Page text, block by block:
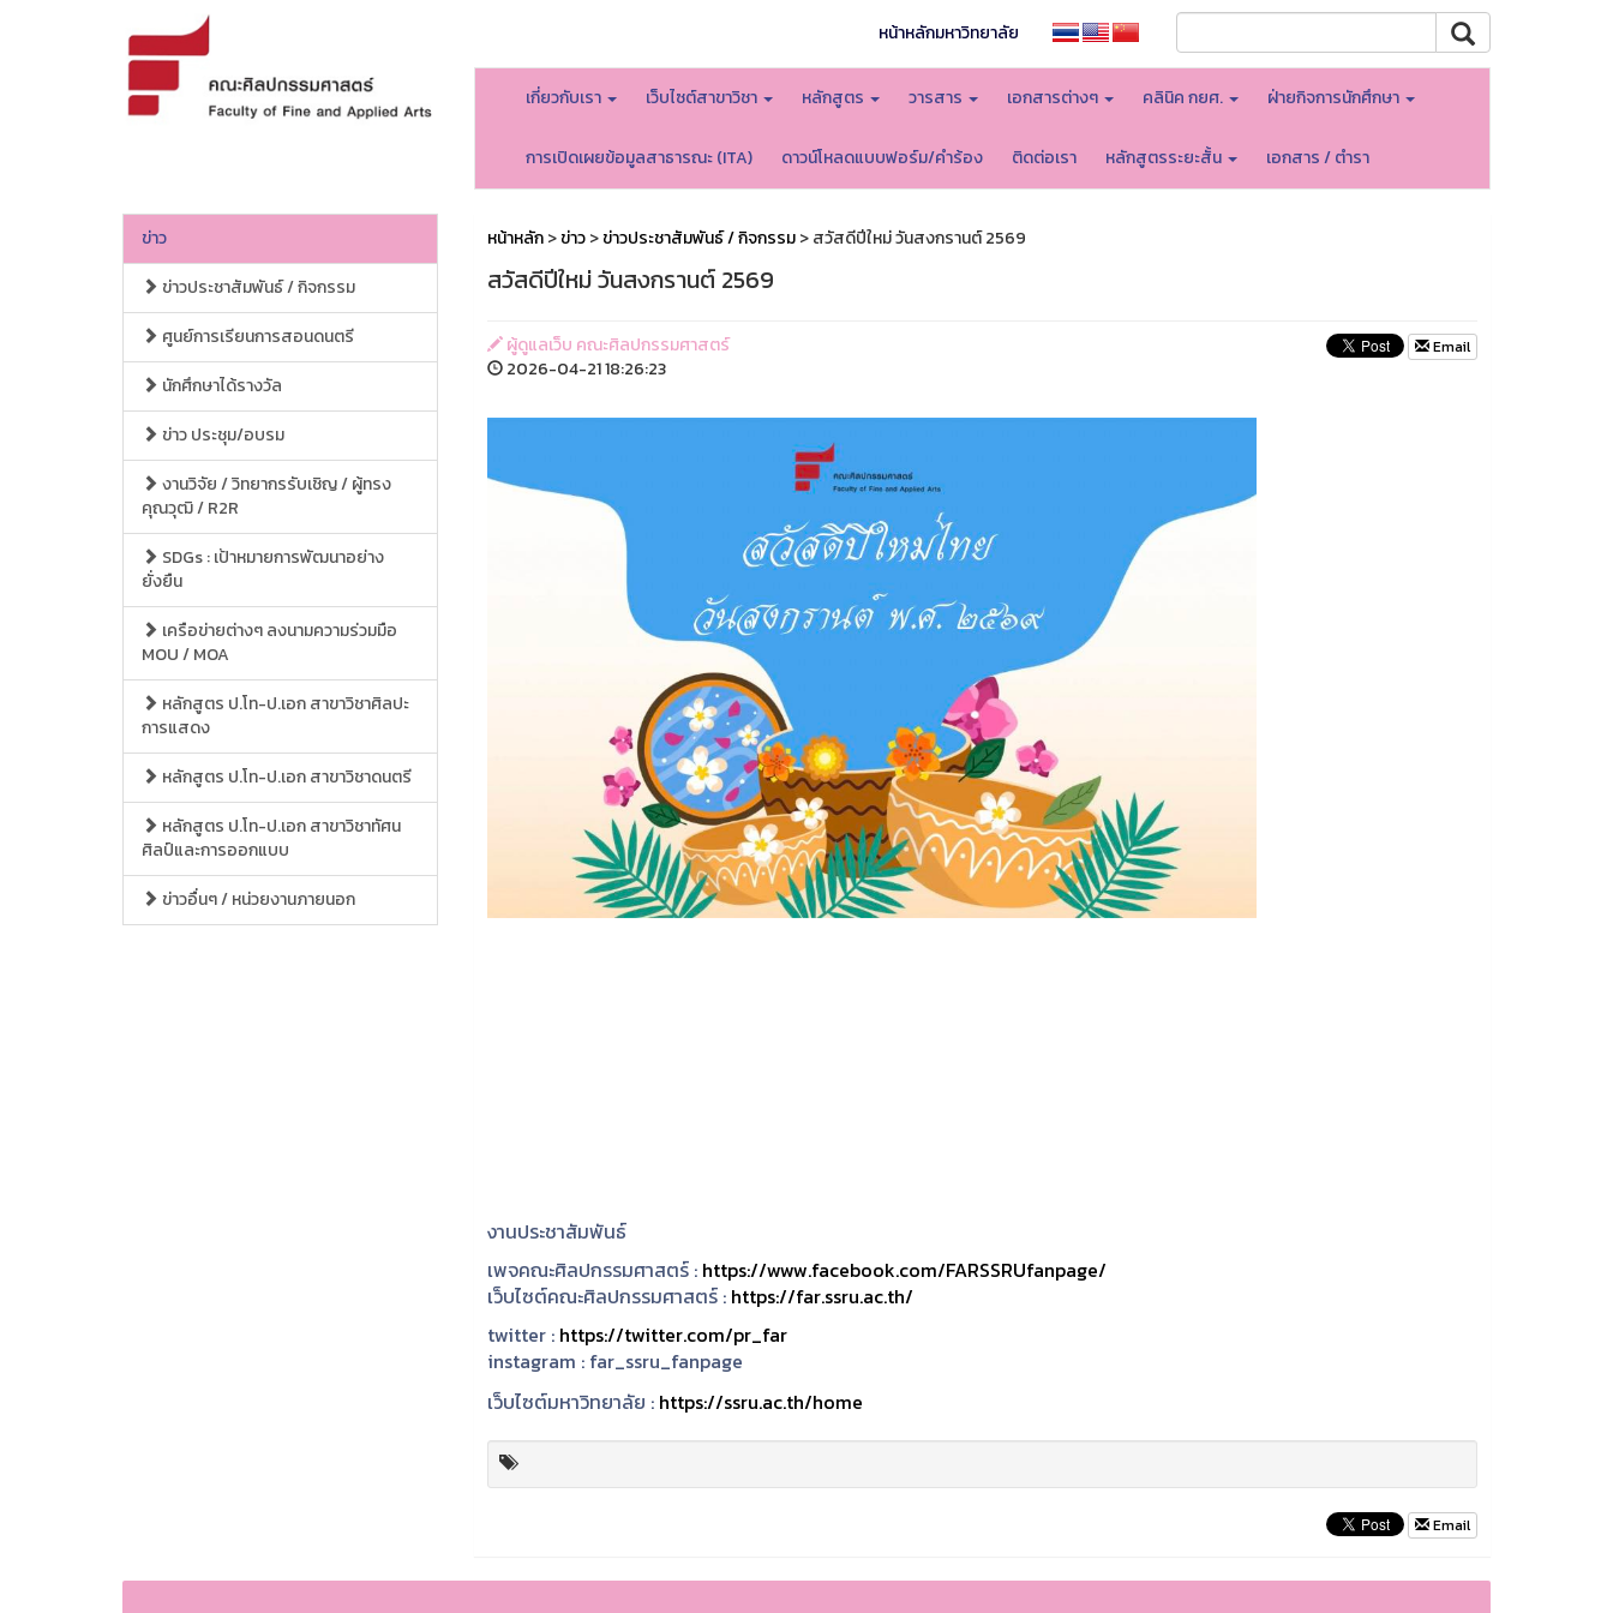
หน้าหลักมหาวิทยาลัย
เกี่ยวกับเรา เว็บไซต์สาขาวิชา หลักสูตร วารสาร เอกสารต่างๆ คลินิค กยศ. ฝ่ายกิจการนักศึกษา
การเปิดเผยข้อมูลสาธารณะ (ITA) ดาวน์โหลดแบบฟอร์ม/คำร้อง ติดต่อเรา หลักสูตรระยะสั้น เอกสาร / ตำรา
ข่าว
ข่าวประชาสัมพันธ์ / กิจกรรม
ศูนย์การเรียนการสอนดนตรี
นักศึกษาได้รางวัล
ข่าว ประชุม/อบรม
งานวิจัย / วิทยากรรับเชิญ / ผู้ทรง
คุณวุฒิ / R2R
SDGs : เป้าหมายการพัฒนาอย่าง
ยั่งยืน
เครือข่ายต่างๆ ลงนามความร่วมมือ
MOU / MOA
หลักสูตร ป.โท-ป.เอก สาขาวิชาศิลปะ
การแสดง
หลักสูตร ป.โท-ป.เอก สาขาวิชาดนตรี
หลักสูตร ป.โท-ป.เอก สาขาวิชาทัศน
ศิลป์และการออกแบบ
ข่าวอื่นๆ / หน่วยงานภายนอก
หน้าหลัก>ข่าว>ข่าวประชาสัมพันธ์ / กิจกรรม> สวัสดีปีใหม่ วันสงกรานต์ 2569
สวัสดีปีใหม่ วันสงกรานต์ 2569
ผู้ดูแลเว็บ คณะศิลปกรรมศาสตร์
2026-04-21 18:26:23
Email
งานประชาสัมพันธ์
เพจคณะศิลปกรรมศาสตร์ : https://www.facebook.com/FARSSRUfanpage/
เว็บไซต์คณะศิลปกรรมศาสตร์ : https://far.ssru.ac.th/
twitter : https://twitter.com/pr_far
instagram : far_ssru_fanpage
เว็บไซต์มหาวิทยาลัย : https://ssru.ac.th/home
Email